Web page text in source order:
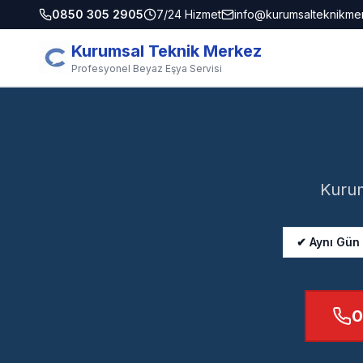
0850 305 2905 7/24 Hizmet
Kurumsal Teknik Merkez
Profesyonel Beyaz Eşya Servisi
✔ Aynı